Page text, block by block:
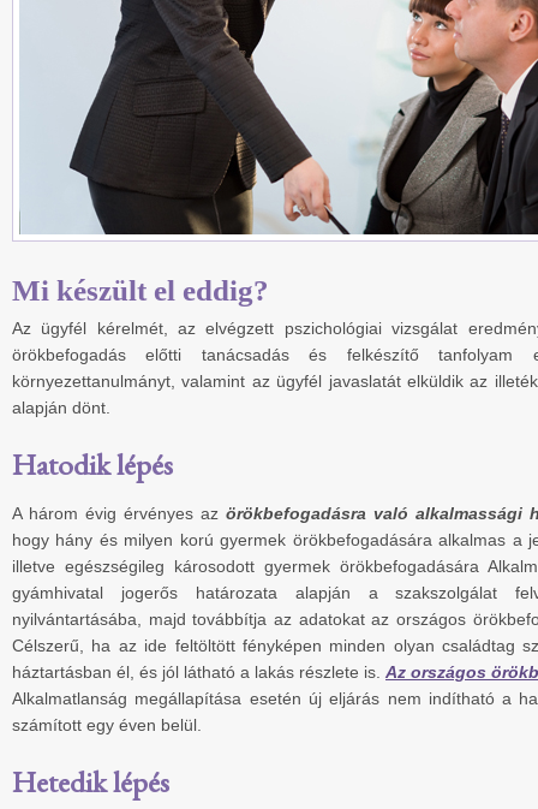
Mi készült el eddig?
Az ügyfél kérelmét, az elvégzett pszichológiai vizsgálat
örökbefogadás előtti tanácsadás és felkészítő tanfolyam
környezettanulmányt, valamint az ügyfél javaslatát elküldik az
alapján dönt.
Hatodik lépés
A három évig érvényes az örökbefogadásra való alkalmassági
hogy hány és milyen korú gyermek örökbefogadására alkalmas a
illetve egészségileg károsodott gyermek örökbefogadására
gyámhivatal jogerős határozata alapján a szakszolgálat
nyilvántartásába, majd továbbítja az adatokat az országos
Célszerű, ha az ide feltöltött fényképen minden olyan családtag
háztartásban él, és jól látható a lakás részlete is. Az országos
Alkalmatlanság megállapítása esetén új eljárás nem indítható a
számított egy éven belül.
Hetedik lépés